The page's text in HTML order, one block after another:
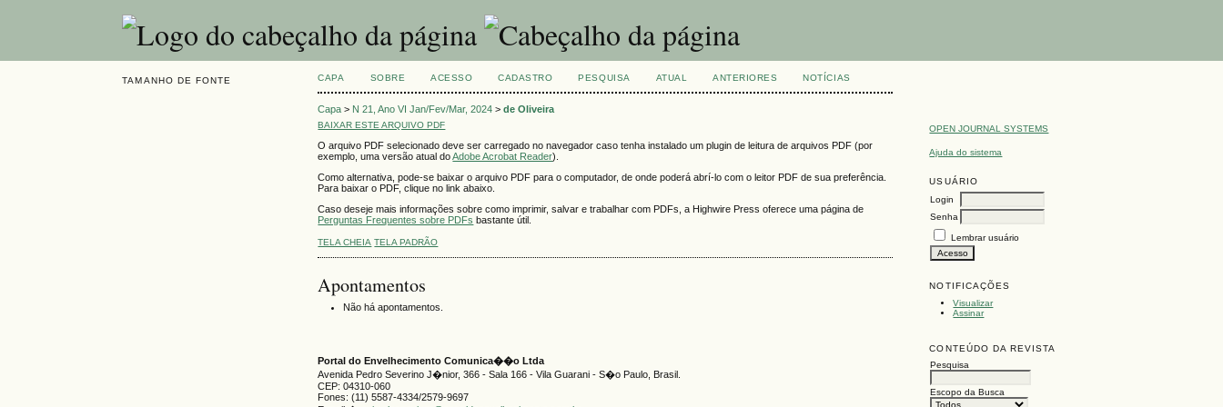
TAMANHO DE FONTE
OPEN JOURNAL SYSTEMS
Ajuda do sistema
USUÁRIO
Login
Senha
Lembrar usuário
NOTIFICAÇÕES
Visualizar
Assinar
CONTEÚDO DA REVISTA
Pesquisa
Escopo da Busca
CAPA SOBRE ACESSO CADASTRO PESQUISA ATUAL ANTERIORES NOTÍCIAS
Capa > N 21, Ano VI Jan/Fev/Mar, 2024 >de Oliveira
BAIXAR ESTE ARQUIVO PDF
O arquivo PDF selecionado deve ser carregado no navegador caso tenha instalado um plugin de leitura de arquivos PDF (por
exemplo, uma versão atual doAdobe Acrobat Reader).
Como alternativa, pode-se baixar o arquivo PDF para o computador, de onde poderá abrí-lo com o leitor PDF de sua preferência.
Para baixar o PDF, clique no link abaixo.
Caso deseje mais informações sobre como imprimir, salvar e trabalhar com PDFs, a Highwire Press oferece uma página de
Perguntas Frequentes sobre PDFs bastante útil.
TELA CHEIA TELA PADRÃO
Apontamentos
Não há apontamentos.
Portal do Envelhecimento Comunica��o Ltda
Avenida Pedro Severino J�nior, 366 - Sala 166 - Vila Guarani - S�o Paulo, Brasil.
CEP: 04310-060
Fones: (11) 5587-4334/2579-9697